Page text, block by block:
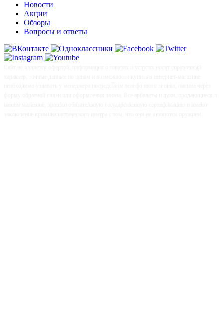
Новости
Акции
Обзоры
Вопросы и ответы